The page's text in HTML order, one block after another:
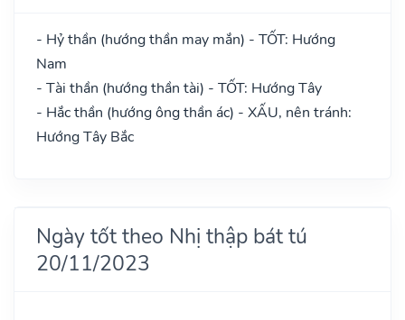
- Hỷ thần (hướng thần may mắn) - TỐT: Hướng
Nam
- Tài thần (hướng thần tài) - TỐT: Hướng Tây
- Hắc thần (hướng ông thần ác) - XẤU, nên tránh:
Hướng Tây Bắc
Ngày tốt theo Nhị thập bát tú
20/11/2023